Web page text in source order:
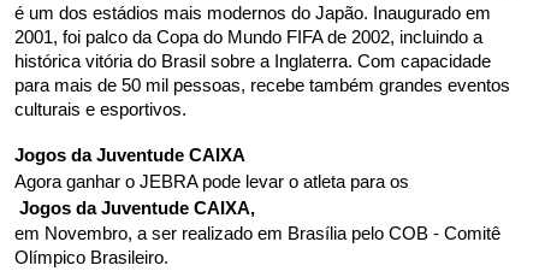
é um dos estádios mais modernos do Japão. Inaugurado em
2001, foi palco da Copa do Mundo FIFA de 2002, incluindo a
histórica vitória do Brasil sobre a Inglaterra. Com capacidade
para mais de 50 mil pessoas, recebe também grandes eventos
culturais e esportivos.
Jogos da Juventude CAIXA
Agora ganhar o JEBRA pode levar o atleta para os
Jogos da Juventude CAIXA,
em Novembro, a ser realizado em Brasília pelo COB - Comitê
Olímpico Brasileiro.